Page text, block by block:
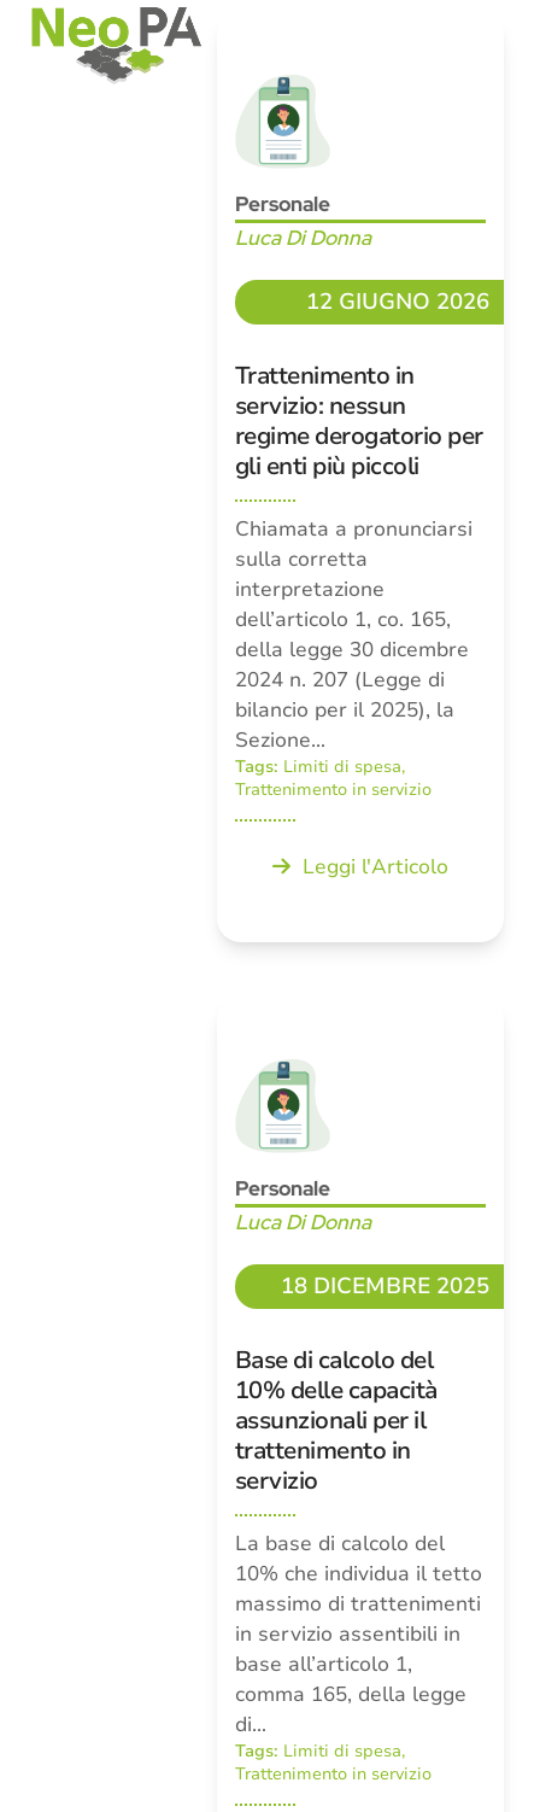
SkipOpen
mobile
menu
Close
mobile
menu
Personale
Luca Di Donna
12 GIUGNO 2026
Trattenimento in
servizio: nessun
regime derogatorio per
gli enti più piccoli
Chiamata a pronunciarsi
sulla corretta
interpretazione
dell’articolo 1, co. 165,
della legge 30 dicembre
2024 n. 207 (Legge di
bilancio per il 2025), la
Sezione…
Tags: Limiti di spesa,
Trattenimento in servizio
Leggi l'Articolo
Personale
Luca Di Donna
18 DICEMBRE 2025
Base di calcolo del
10% delle capacità
assunzionali per il
trattenimento in
servizio
La base di calcolo del
10% che individua il tetto
massimo di trattenimenti
in servizio assentibili in
base all’articolo 1,
comma 165, della legge
di…
Tags: Limiti di spesa,
Trattenimento in servizio